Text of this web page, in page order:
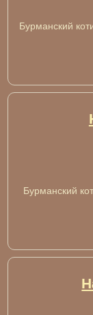
Бурманский
Бурманский